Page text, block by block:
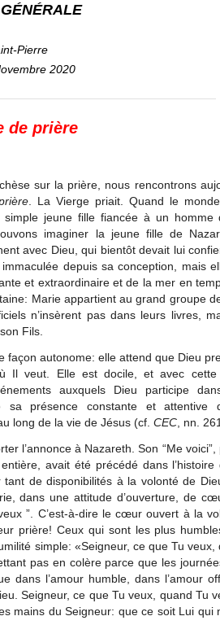
Pierre
2020
de prière
sur la prière, nous rencontrons
. La Vierge priait. Quand le monde
jeune fille fiancée à un homme
imaginer la jeune fille de
avec Dieu, qui bientôt devait lui
depuis sa conception, mais
et extraordinaire et de la mer en
Marie appartient au grand groupe
n’insèrent pas dans leurs livres,
Fils.
façon autonome: elle attend que Dieu
Il veut. Elle est docile, et avec cette
auxquels Dieu participe
sa présence constante et attentive
long de la vie de Jésus (cf. CEC , nn.
l’annonce à Nazareth. Son “Me voici”,
avait été précédé dans
tant de disponibilités à la volonté de
dans une attitude d’ouverture, de
”. C’est-à-dire le cœur ouvert à la
prière! Ceux qui sont les plus
simple: «Seigneur, ce que Tu veux,
pas en colère parce que les
dans l’amour humble, dans l’amour
Seigneur, ce que Tu veux, quand Tu
mains du Seigneur: que ce soit Lui qui